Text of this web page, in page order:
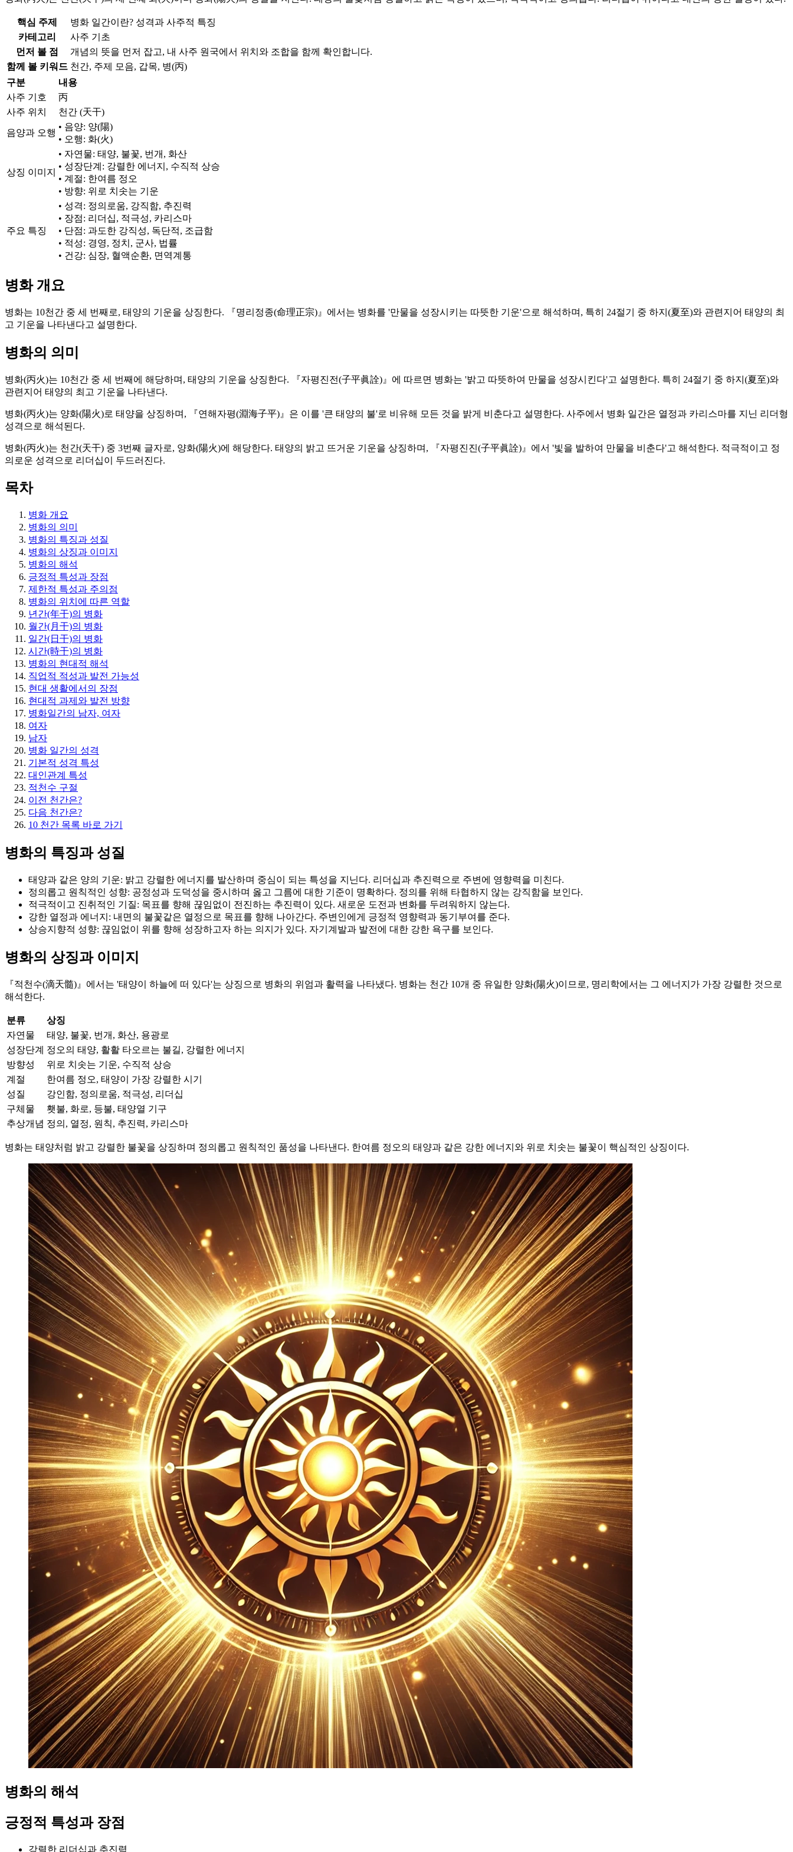
핵심 주제
병화 일간이란? 성격과 사주적 특징
카테고리
사주 기초
먼저 볼 점
개념의 뜻을 먼저 잡고, 내 사주 원국에서 위치와 조합을 함께 확인합니다.
함께 볼 키워드 천간, 주제 모음, 갑목, 병(丙)
구분
내용
사주 기호
丙
사주 위치
천간 (天干)
음양과 오행
• 음양: 양(陽)
• 오행: 화(火)
상징 이미지
• 자연물: 태양, 불꽃, 번개, 화산
• 성장단계: 강렬한 에너지, 수직적 상승
• 계절: 한여름 정오
• 방향: 위로 치솟는 기운
주요 특징
• 성격: 정의로움, 강직함, 추진력
• 장점: 리더십, 적극성, 카리스마
• 단점: 과도한 강직성, 독단적, 조급함
• 적성: 경영, 정치, 군사, 법률
• 건강: 심장, 혈액순환, 면역계통
병화 개요
병화는 10천간 중 세 번째로, 태양의 기운을 상징한다. 『명리정종(命理正宗)』에서는 병화를 '만물을 성장시키는 따뜻한 기운'으로 해석하며, 특히 24절기 중 하지(夏至)와 관련지어 태양의 최
고 기운을 나타낸다고 설명한다.
병화의 의미
병화(丙火)는 10천간 중 세 번째에 해당하며, 태양의 기운을 상징한다. 『자평진전(子平眞詮)』에 따르면 병화는 '밝고 따뜻하여 만물을 성장시킨다'고 설명한다. 특히 24절기 중 하지(夏至)와
관련지어 태양의 최고 기운을 나타낸다.
병화(丙火)는 양화(陽火)로 태양을 상징하며, 『연해자평(淵海子平)』은 이를 '큰 태양의 불'로 비유해 모든 것을 밝게 비춘다고 설명한다. 사주에서 병화 일간은 열정과 카리스마를 지닌 리더형
성격으로 해석된다.
병화(丙火)는 천간(天干) 중 3번째 글자로, 양화(陽火)에 해당한다. 태양의 밝고 뜨거운 기운을 상징하며, 『자평진진(子平眞詮)』에서 '빛을 발하여 만물을 비춘다'고 해석한다. 적극적이고 정
의로운 성격으로 리더십이 두드러진다.
목차
병화 개요
병화의 의미
병화의 특징과 성질
병화의 상징과 이미지
병화의 해석
긍정적 특성과 장점
제한적 특성과 주의점
병화의 위치에 따른 역할
년간(年干)의 병화
월간(月干)의 병화
일간(日干)의 병화
시간(時干)의 병화
병화의 현대적 해석
직업적 적성과 발전 가능성
현대 생활에서의 장점
현대적 과제와 발전 방향
병화일간의 남자, 여자
여자
남자
병화 일간의 성격
기본적 성격 특성
대인관계 특성
적천수 구절
이전 천간은?
다음 천간은?
10 천간 목록 바로 가기
병화의 특징과 성질
태양과 같은 양의 기운: 밝고 강렬한 에너지를 발산하며 중심이 되는 특성을 지닌다. 리더십과 추진력으로 주변에 영향력을 미친다.
정의롭고 원칙적인 성향: 공정성과 도덕성을 중시하며 옳고 그름에 대한 기준이 명확하다. 정의를 위해 타협하지 않는 강직함을 보인다.
적극적이고 진취적인 기질: 목표를 향해 끊임없이 전진하는 추진력이 있다. 새로운 도전과 변화를 두려워하지 않는다.
강한 열정과 에너지: 내면의 불꽃같은 열정으로 목표를 향해 나아간다. 주변인에게 긍정적 영향력과 동기부여를 준다.
상승지향적 성향: 끊임없이 위를 향해 성장하고자 하는 의지가 있다. 자기계발과 발전에 대한 강한 욕구를 보인다.
병화의 상징과 이미지
『적천수(滴天髓)』에서는 '태양이 하늘에 떠 있다'는 상징으로 병화의 위엄과 활력을 나타냈다. 병화는 천간 10개 중 유일한 양화(陽火)이므로, 명리학에서는 그 에너지가 가장 강렬한 것으로
해석한다.
분류
상징
자연물
태양, 불꽃, 번개, 화산, 용광로
성장단계 정오의 태양, 활활 타오르는 불길, 강렬한 에너지
방향성
위로 치솟는 기운, 수직적 상승
계절
한여름 정오, 태양이 가장 강렬한 시기
성질
강인함, 정의로움, 적극성, 리더십
구체물
횃불, 화로, 등불, 태양열 기구
추상개념 정의, 열정, 원칙, 추진력, 카리스마
병화는 태양처럼 밝고 강렬한 불꽃을 상징하며 정의롭고 원칙적인 품성을 나타낸다. 한여름 정오의 태양과 같은 강한 에너지와 위로 치솟는 불꽃이 핵심적인 상징이다.
병화의 해석
긍정적 특성과 장점
강렬한 리더십과 추진력